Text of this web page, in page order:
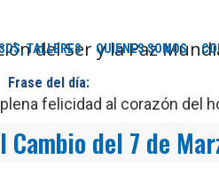
TALLERES QUIENES SOMOS
Frase del día:
felicidad al corazón del
del 7 de